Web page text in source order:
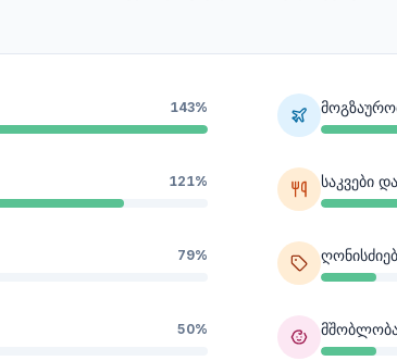
143%
121%
79%
50%
საკვები
მშობლობა